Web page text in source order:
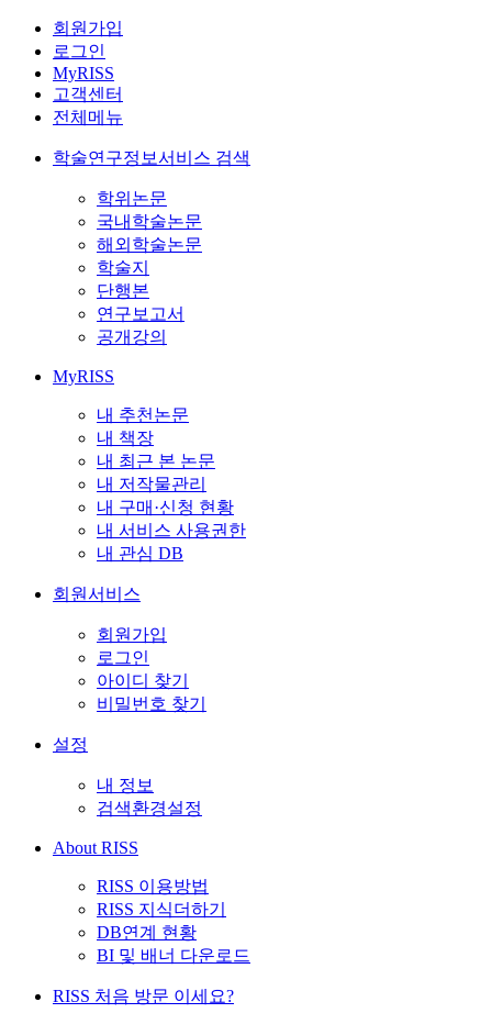
회원가입
로그인
MyRISS
고객센터
전체메뉴
학술연구정보서비스 검색
학위논문
국내학술논문
해외학술논문
학술지
단행본
연구보고서
공개강의
MyRISS
내 추천논문
내 책장
내 최근 본 논문
내 저작물관리
내 구매·신청 현황
내 서비스 사용권한
내 관심 DB
회원서비스
회원가입
로그인
아이디 찾기
비밀번호 찾기
설정
내 정보
검색환경설정
About RISS
RISS 이용방법
RISS 지식더하기
DB연계 현황
BI 및 배너 다운로드
RISS 처음 방문 이세요?